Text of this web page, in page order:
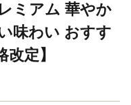
ミアム 華やか
味わい おすす
定】